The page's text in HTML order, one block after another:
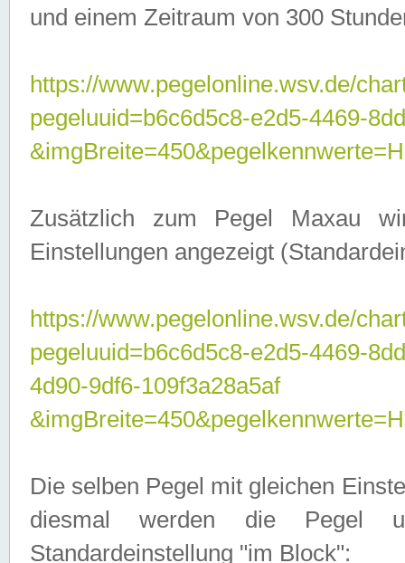
und einem Zeitraum von 300
https://www.pegelonline.wsv.de/
pegeluuid=b6c6d5c8-e2d5-4469-
Zusätzlich zum Pegel Maxau
Einstellungen angezeigt
https://www.pegelonline.wsv.de/
pegeluuid=b6c6d5c8-e2d5-4469-
4d90-9df6-109f3a28a5af
Die selben Pegel mit gleichen
diesmal werden die Pegel
Standardeinstellung "im Block":